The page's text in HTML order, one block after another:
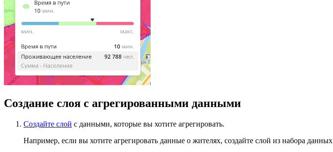
Создание слоя с агрегированными данными
Создайте слой с данными, которые вы хотите агрегировать.
Например, если вы хотите агрегировать данные о жителях, создайте слой из набора данных